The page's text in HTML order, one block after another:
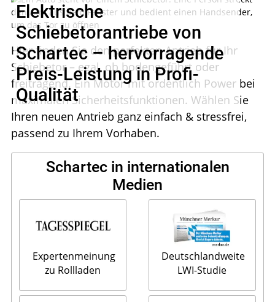
Elektrische
Schiebetorantriebe von
Schartec – hervorragende
Preis-Leistung in Profi-
Qualität
Hier finden Sie den perfekten Antrieb für Ihr
Schiebetor – egal, ob bodengeführt oder
freitragend. Ein Motor mit ordentlich Power bei
maximalen Sicherheitsfunktionen. Wählen Sie
Ihren neuen Antrieb ganz einfach & stressfrei,
passend zu Ihrem Vorhaben.
Schartec in internationalen
Medien
Expertenmeinung
zu Rollladen
Deutschlandweite
LWI-Studie